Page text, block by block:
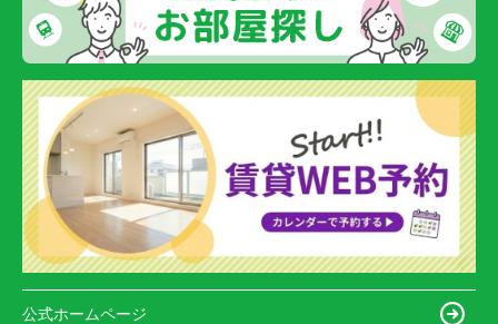
公式ホームページ